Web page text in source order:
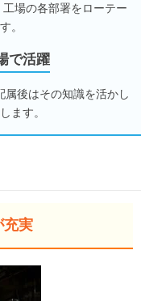
場の各部署をローテー
。
で活躍
属後はその知識を活かし
ます。
充実